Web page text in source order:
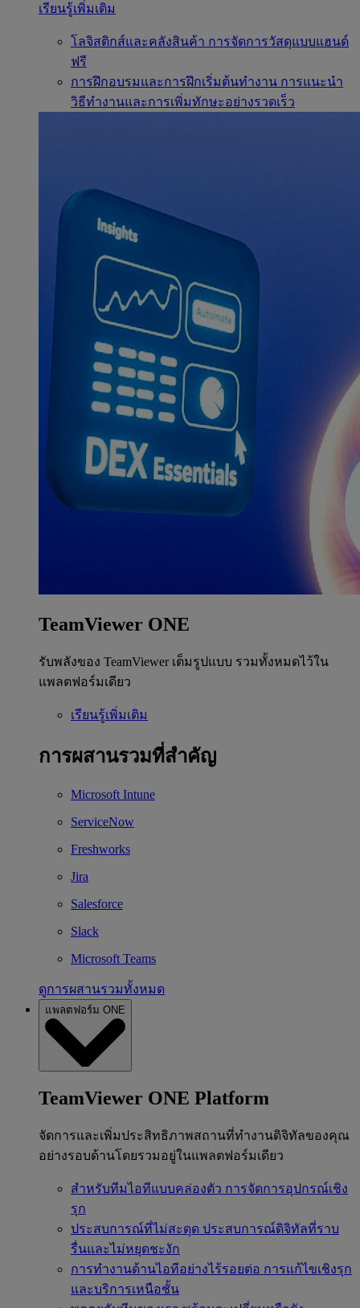
เรียนรู้เพิ่มเติม
โลจิสติกส์และคลังสินค้า การจัดการวัสดุแบบแฮนด์
ฟรี
การฝึกอบรมและการฝึกเริ่มต้นทำงาน การแนะนำ
วิธีทำงานและการเพิ่มทักษะอย่างรวดเร็ว
TeamViewer ONE
รับพลังของ TeamViewer เต็มรูปแบบ รวมทั้งหมดไว้ใน
แพลตฟอร์มเดียว
เรียนรู้เพิ่มเติม
การผสานรวมที่สำคัญ
Microsoft Intune
ServiceNow
Freshworks
Jira
Salesforce
Slack
Microsoft Teams
ดูการผสานรวมทั้งหมด
แพลตฟอร์ม ONE
TeamViewer ONE Platform
จัดการและเพิ่มประสิทธิภาพสถานที่ทำงานดิจิทัลของคุณ
อย่างรอบด้านโดยรวมอยู่ในแพลตฟอร์มเดียว
สำหรับทีมไอทีแบบคล่องตัว การจัดการอุปกรณ์เชิง
รุก
ประสบการณ์ที่ไม่สะดุด ประสบการณ์ดิจิทัลที่ราบ
รื่นและไม่หยุดชะงัก
การทำงานด้านไอทีอย่างไร้รอยต่อ การแก้ไขเชิงรุก
และบริการเหนือชั้น